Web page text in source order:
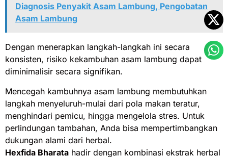
Diagnosis Penyakit Asam Lambung, Pengobatan
Asam Lambung
Dengan menerapkan langkah-langkah ini secara
konsisten, risiko kekambuhan asam lambung dapat
diminimalisir secara signifikan.
Mencegah kambuhnya asam lambung membutuhkan
langkah menyeluruh-mulai dari pola makan teratur,
menghindari pemicu, hingga mengelola stres. Untuk
perlindungan tambahan, Anda bisa mempertimbangkan
dukungan alami dari herbal.
Hexfida Bharata hadir dengan kombinasi ekstrak herbal